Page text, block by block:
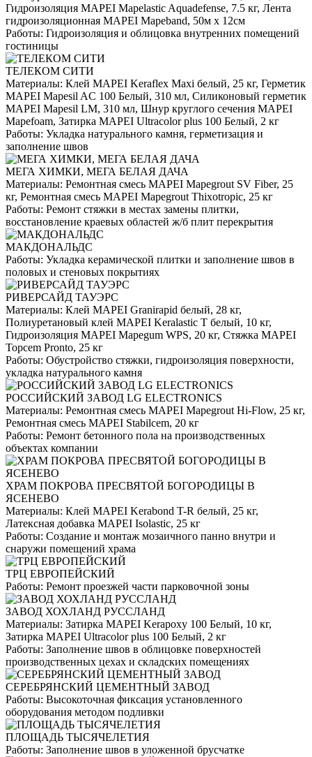
Гидроизоляция MAPEI Mapelastic Aquadefense, 7.5 кг, Лента
гидроизоляционная MAPEI Mapeband, 50м x 12см
Работы: Гидроизоляция и облицовка внутренних помещений
гостиницы
ТЕЛЕКОМ СИТИ
Материалы: Клей MAPEI Keraflex Maxi белый, 25 кг, Герметик
MAPEI Mapesil AC 100 Белый, 310 мл, Силиконовый герметик
MAPEI Mapesil LM, 310 мл, Шнур круглого сечения MAPEI
Mapefoam, Затирка MAPEI Ultracolor plus 100 Белый, 2 кг
Работы: Укладка натурального камня, герметизация и
заполнение швов
МЕГА ХИМКИ, МЕГА БЕЛАЯ ДАЧА
Материалы: Ремонтная смесь MAPEI Mapegrout SV Fiber, 25
кг, Ремонтная смесь MAPEI Mapegrout Thixotropic, 25 кг
Работы: Ремонт стяжки в местах замены плитки,
восстановление краевых областей ж/б плит перекрытия
МАКДОНАЛЬДС
Работы: Укладка керамической плитки и заполнение швов в
половых и стеновых покрытиях
РИВЕРСАЙД ТАУЭРС
Материалы: Клей MAPEI Granirapid белый, 28 кг,
Полиуретановый клей MAPEI Keralastic T белый, 10 кг,
Гидроизоляция MAPEI Mapegum WPS, 20 кг, Стяжка MAPEI
Topcem Pronto, 25 кг
Работы: Обустройство стяжки, гидроизоляция поверхности,
укладка натурального камня
РОССИЙСКИЙ ЗАВОД LG ELECTRONICS
Материалы: Ремонтная смесь MAPEI Mapegrout Hi-Flow, 25 кг,
Ремонтная смесь MAPEI Stabilcem, 20 кг
Работы: Ремонт бетонного пола на производственных
объектах компании
ХРАМ ПОКРОВА ПРЕСВЯТОЙ БОГОРОДИЦЫ В
ЯСЕНЕВО
Материалы: Клей MAPEI Kerabond T-R белый, 25 кг,
Латексная добавка MAPEI Isolastic, 25 кг
Работы: Создание и монтаж мозаичного панно внутри и
снаружи помещений храма
ТРЦ ЕВРОПЕЙСКИЙ
Работы: Ремонт проезжей части парковочной зоны
ЗАВОД ХОХЛАНД РУССЛАНД
Материалы: Затирка MAPEI Kerapoxy 100 Белый, 10 кг,
Затирка MAPEI Ultracolor plus 100 Белый, 2 кг
Работы: Заполнение швов в облицовке поверхностей
производственных цехах и складских помещениях
СЕРЕБРЯНСКИЙ ЦЕМЕНТНЫЙ ЗАВОД
Работы: Высокоточная фиксация установленного
оборудования методом подливки
ПЛОЩАДЬ ТЫСЯЧЕЛЕТИЯ
Работы: Заполнение швов в уложенной брусчатке